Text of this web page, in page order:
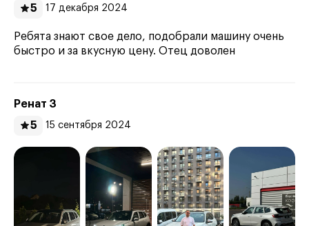
5
17 декабря 2024
Ребята знают свое дело, подобрали машину очень
быстро и за вкусную цену. Отец доволен
Ренат З
5
15 сентября 2024